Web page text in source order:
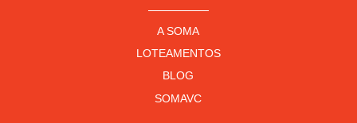
A SOMA
LOTEAMENTOS
BLOG
SOMAVC